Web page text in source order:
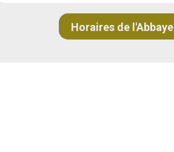
Horaires de l'Abbaye